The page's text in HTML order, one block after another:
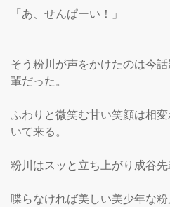
「あ、せんぱーい！」
そう粉川が声をかけたのは今
輩だった。
ふわりと微笑む甘い笑顔は相
いて来る。
粉川はスッと立ち上がり成谷先
喋らなければ美しい美少年な